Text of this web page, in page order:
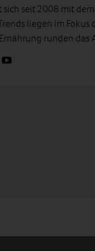
seit 2008 mit
liegen im Fokus
runden das